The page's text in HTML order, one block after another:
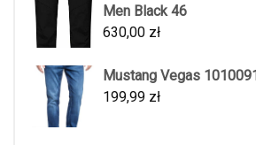
Men Black 46
630,00 zł
Mustang Vegas
199,99 zł